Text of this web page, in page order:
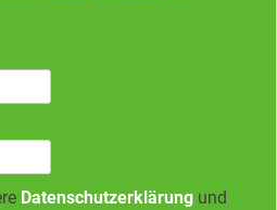
Datenschutzerklärung und